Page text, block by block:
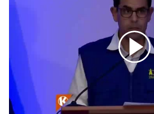
00:00/07:34